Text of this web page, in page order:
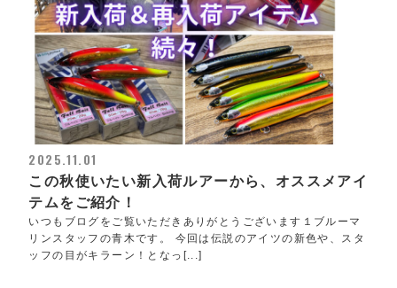
2025.11.01
この秋使いたい新入荷ルアーから、オススメアイ
テムをご紹介！
いつもブログをご覧いただきありがとうございます１ブルーマ
リンスタッフの青木です。 今回は伝説のアイツの新色や、スタ
ッフの目がキラーン！となっ[...]